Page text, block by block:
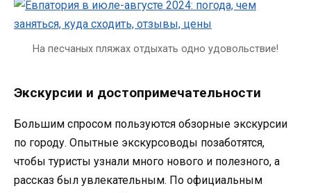
На песчаных пляжах отдыхать одно удовольствие!
Экскурсии и достопримечательности
Большим спросом пользуются обзорные экскурсии
по городу. Опытные экскурсоводы позаботятся,
чтобы туристы узнали много нового и полезного, а
рассказ был увлекательным. По официальным